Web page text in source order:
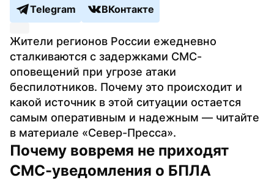
Telegram
ВКонтакте
Жители регионов России ежедневно
сталкиваются с задержками СМС-
оповещений при угрозе атаки
беспилотников. Почему это происходит и
какой источник в этой ситуации остается
самым оперативным и надежным — читайте
в материале «Север-Пресса».
Почему вовремя не приходят
СМС-уведомления о БПЛА